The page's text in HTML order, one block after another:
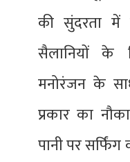
की सुंदरता में
सैलानियों के
मनोरंजन के
प्रकार का
पानी पर